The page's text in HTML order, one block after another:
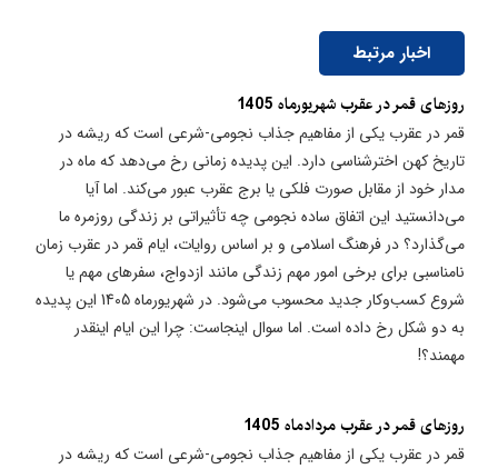
اخبار مرتبط
روزهای قمر در عقرب شهریورماه 1405
قمر در عقرب یکی از مفاهیم جذاب نجومی-شرعی است که ریشه در
تاریخ کهن اخترشناسی دارد. این پدیده زمانی رخ می‌دهد که ماه در
مدار خود از مقابل صورت فلکی یا برج عقرب عبور می‌کند. اما آیا
می‌دانستید این اتفاق ساده نجومی چه تأثیراتی بر زندگی روزمره ما
می‌گذارد؟ در فرهنگ اسلامی و بر اساس روایات، ایام قمر در عقرب زمان
نامناسبی برای برخی امور مهم زندگی مانند ازدواج، سفرهای مهم یا
شروع کسب‌وکار جدید محسوب می‌شود. در شهریورماه 1405 این پدیده
به دو شکل رخ داده است. اما سوال اینجاست: چرا این ایام اینقدر
مهمند؟!
روزهای قمر در عقرب مردادماه 1405
قمر در عقرب یکی از مفاهیم جذاب نجومی-شرعی است که ریشه در